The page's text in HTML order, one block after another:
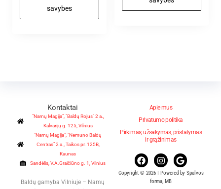
savybes
Kontaktai
"Namų Magija", "Baldų Rojus" 2 a.,
Kalvarijų g. 125, Vilnius
"Namų Magija", "Nemuno Baldų
Centras" 2 a., Taikos pr. 125B,
Kaunas
Sandėlis, V.A.Graičiūno g. 1, Vilnius
Baldų gamyba Vilniuje – Namų
Apie mus
Privatumo politika
Pirkimas, užsakymas, pristatymas
ir grąžinimas
Copyright © 2026 | Powered by Spalvos
forma, MB